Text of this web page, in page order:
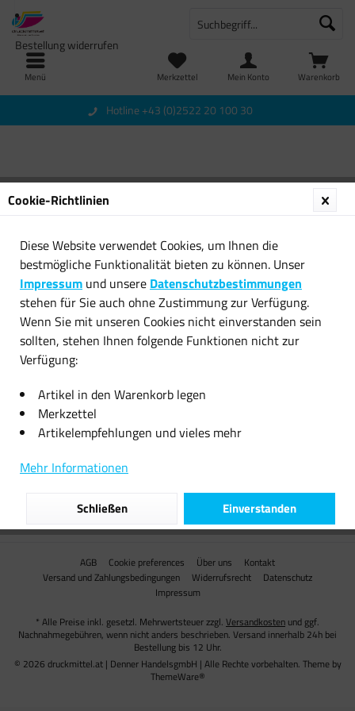
Menü Warenkorb
Merkzettel
Bestellung widerrufen
Mein Konto
Hotline +43 (0)2522 20 100 30
Newsletter
Service Hotline
Shop Service
Informationen
AGB Cookie preferences Über uns
Kontakt
Versand und Zahlungsbedingungen
Widerrufsrecht
Datenschutz
Impressum
* Alle Preise inkl. gesetzl. Mehrwertsteuer zzgl. Versandkosten und ggf.
Nachnahmegebühren, wenn nicht anders beschrieben. Versand innerhalb 24h bei
Bestellung bis 12 Uhr.
© 2026 druckmittel.at | Denner HandelsgmbH | Alle Rechte vorbehalten. Theme by
ThemeWare®
Cookie-Richtlinien
Diese Website verwendet Cookies, um Ihnen die
bestmögliche Funktionalität bieten zu können. Unser
Impressum und unsere Datenschutzbestimmungen
stehen für Sie auch ohne Zustimmung zur Verfügung.
Wenn Sie mit unseren Cookies nicht einverstanden sein
sollten, stehen Ihnen folgende Funktionen nicht zur
Verfügung:
Artikel in den Warenkorb legen
Merkzettel
Artikelempfehlungen und vieles mehr
Mehr Informationen
Einverstanden
Schließen